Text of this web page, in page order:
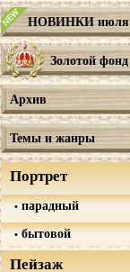
НОВИНКИ июля
Золотой фонд
Архив
Темы и жанры
Портрет
парадный
бытовой
Пейзаж